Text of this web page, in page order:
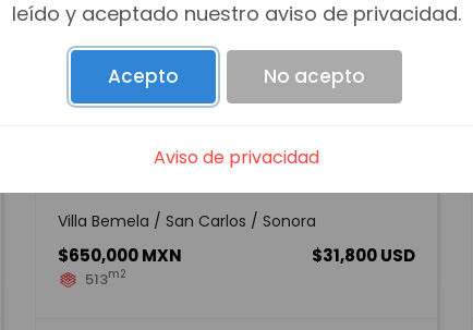
VENTA DE LOTE CAMPESTRE
Villa Bemela / San Carlos / Sonora
$650,000 MXN $31,800 USD
513m2
leído y aceptado nuestro aviso de privacidad.
Acepto No acepto
Aviso de privacidad